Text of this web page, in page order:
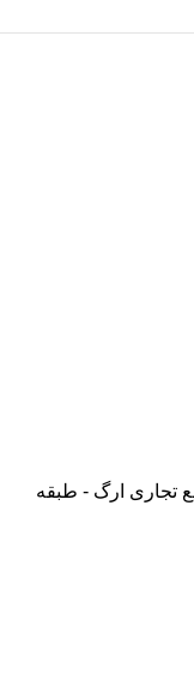
تجاری ارگ - طبقه